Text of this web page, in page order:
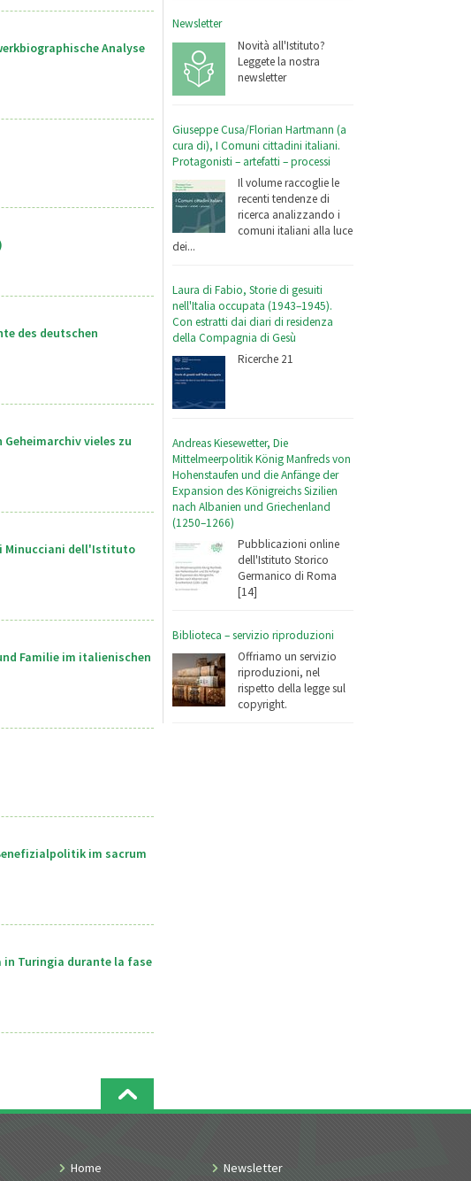
Newsletter
Novità all'Istituto?
Leggete la nostra
newsletter
Giuseppe Cusa/Florian Hartmann (a
cura di), I Comuni cittadini italiani.
Protagonisti – artefatti – processi
Il volume raccoglie le
recenti tendenze di
ricerca analizzando i
comuni italiani alla luce
dei...
Laura di Fabio, Storie di gesuiti
nell'Italia occupata (1943–1945).
Con estratti dai diari di residenza
della Compagnia di Gesù
Ricerche 21
Andreas Kiesewetter, Die
Mittelmeerpolitik König Manfreds von
Hohenstaufen und die Anfänge der
Expansion des Königreichs Sizilien
nach Albanien und Griechenland
(1250–1266)
Pubblicazioni online
dell'Istituto Storico
Germanico di Roma
[14]
Biblioteca – servizio riproduzioni
Offriamo un servizio
riproduzioni, nel
rispetto della legge sul
copyright.
Analyse
des deutschen
Geheimarchiv vieles zu
Minucciani dell'Istituto
Familie im italienischen
im sacrum
in Turingia durante la fase
Home Newsletter